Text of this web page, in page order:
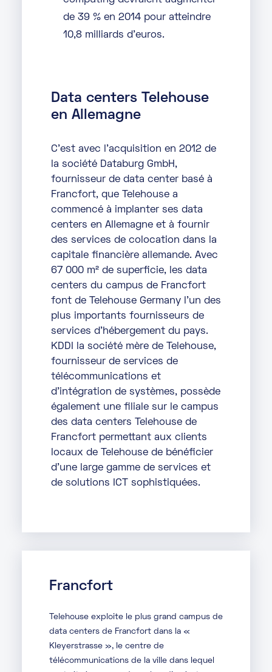
de 39 % en 2014 pour atteindre
10,8 milliards d’euros.
Data centers Telehouse
en Allemagne
C’est avec l’acquisition en 2012 de
la société Databurg GmbH,
fournisseur de data center basé à
Francfort, que Telehouse a
commencé à implanter ses data
centers en Allemagne et à fournir
des services de colocation dans la
capitale financière allemande. Avec
67 000 m² de superficie, les data
centers du campus de Francfort
font de Telehouse Germany l’un des
plus importants fournisseurs de
services d’hébergement du pays.
KDDI la société mère de Telehouse,
fournisseur de services de
télécommunications et
d’intégration de systèmes, possède
également une filiale sur le campus
des data centers Telehouse de
Francfort permettant aux clients
locaux de Telehouse de bénéficier
d’une large gamme de services et
de solutions ICT sophistiquées.
Francfort
Telehouse exploite le plus grand campus de
data centers de Francfort dans la «
Kleyerstrasse », le centre de
télécommunications de la ville dans lequel